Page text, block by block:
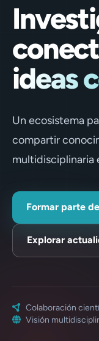
ideas
Un ecosistema
compartir
multidisciplinaria
Formar parte
Explorar
Colaboración
Visión